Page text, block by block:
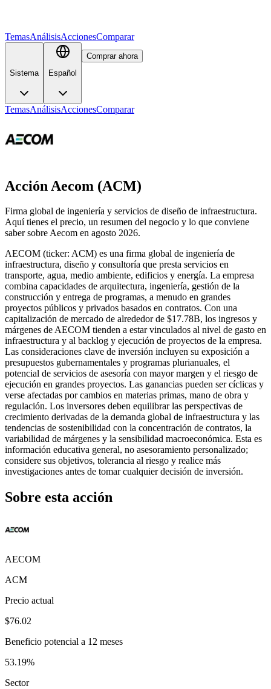
TemasAnálisisAccionesComparar
Sistema Español
Comprar ahora
TemasAnálisisAccionesComparar
Acción Aecom (ACM)
Firma global de ingeniería y servicios de diseño de infraestructura.
Aquí tienes el precio, un resumen del negocio y lo que conviene
saber sobre Aecom en agosto 2026.
AECOM (ticker: ACM) es una firma global de ingeniería de
infraestructura, diseño y consultoría que presta servicios en
transporte, agua, medio ambiente, edificios y energía. La empresa
combina capacidades de arquitectura, ingeniería, gestión de la
construcción y entrega de programas, a menudo en grandes
proyectos públicos y privados basados en contratos. Con una
capitalización de mercado de alrededor de $17.78B, los ingresos y
márgenes de AECOM tienden a estar vinculados al nivel de gasto en
infraestructura y al backlog y ejecución de proyectos de la empresa.
Las consideraciones clave de inversión incluyen su exposición a
presupuestos gubernamentales y programas plurianuales, el
potencial de servicios de asesoría con mayor margen y el riesgo de
ejecución en grandes proyectos. Las ganancias pueden ser cíclicas y
verse afectadas por cambios en materias primas, mano de obra y
regulación. Los inversores deben equilibrar las perspectivas de
crecimiento derivadas de la demanda global de infraestructura y las
tendencias de sostenibilidad con la concentración de contratos, la
variabilidad de márgenes y la sensibilidad macroeconómica. Esta es
información educativa general, no asesoramiento personalizado;
considere sus objetivos, tolerancia al riesgo y realice más
investigaciones antes de tomar cualquier decisión de inversión.
Sobre esta acción
AECOM
ACM
Precio actual
$76.02
Beneficio potencial a 12 meses
53.19%
Sector